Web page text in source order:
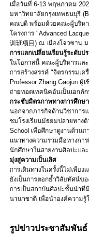
เมื่อวันที่ 6-13 พฤษภาคม
มหาวิทยาลัยกรุงเทพธนบุรี
คณบดี พร้อมด้วยคณะผู้บริหา
โครงการ "Advanced
训班项目) ณ เมืองโจวซาน
การแลกเปลี่ยนเรียนรู้ระดับป
ในโอกาสนี้ คณะผู้บริหารแล
การสร้างสรรค์ "จิตรกรรมเค
Professor Zhang Gaojun
ถ่ายทอดเทคนิคอันเป็นเอก
​กระชับมิตรภาพทางการศึกษา
นอกจากภารกิจด้านวิชาการ
ชมโรงเรียนมัธยมปลายทางด้
School เพื่อศึกษาดูงานด้าน
แนวทางความร่วมมือทางกา
นักศึกษาในสายงานศิลปะแล
​มุ่งสู่ความเป็นเลิศ
การเดินทางในครั้งนี้ไม่เพีย
ยังเป็นการตอกย้ำวิสัยทัศน์ข
การเป็นสถาบันศิลปะชั้นนำที่
นานาชาติ เพื่อนำองค์ความ
รูปข่าวประชาสัมพันธ์